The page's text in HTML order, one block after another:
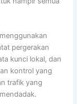
pergerakan
kunci lokal, dan
kontrol yang
trafik yang